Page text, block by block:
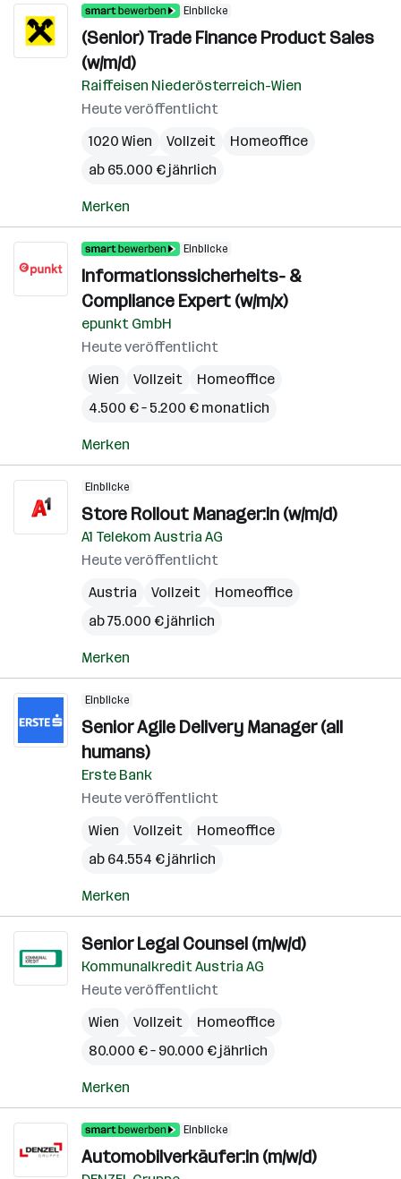
Einblicke
(Senior) Trade Finance Product Sales
(w/m/d)
Raiffeisen Niederösterreich-Wien
Heute veröffentlicht
1020 Wien
Vollzeit
Homeoffice
ab 65.000 € jährlich
Merken
Einblicke
Informationssicherheits- &
Compliance Expert (w/m/x)
epunkt GmbH
Heute veröffentlicht
Wien
Vollzeit
Homeoffice
4.500 € – 5.200 € monatlich
Merken
Einblicke
Store Rollout Manager:in (w/m/d)
A1 Telekom Austria AG
Heute veröffentlicht
Austria
Vollzeit
Homeoffice
ab 75.000 € jährlich
Merken
Einblicke
Senior Agile Delivery Manager (all
humans)
Erste Bank
Heute veröffentlicht
Wien
Vollzeit
Homeoffice
ab 64.554 € jährlich
Merken
Senior Legal Counsel (m/w/d)
Kommunalkredit Austria AG
Heute veröffentlicht
Wien
Vollzeit
Homeoffice
80.000 € – 90.000 € jährlich
Merken
Einblicke
Automobilverkäufer:in (m/w/d)